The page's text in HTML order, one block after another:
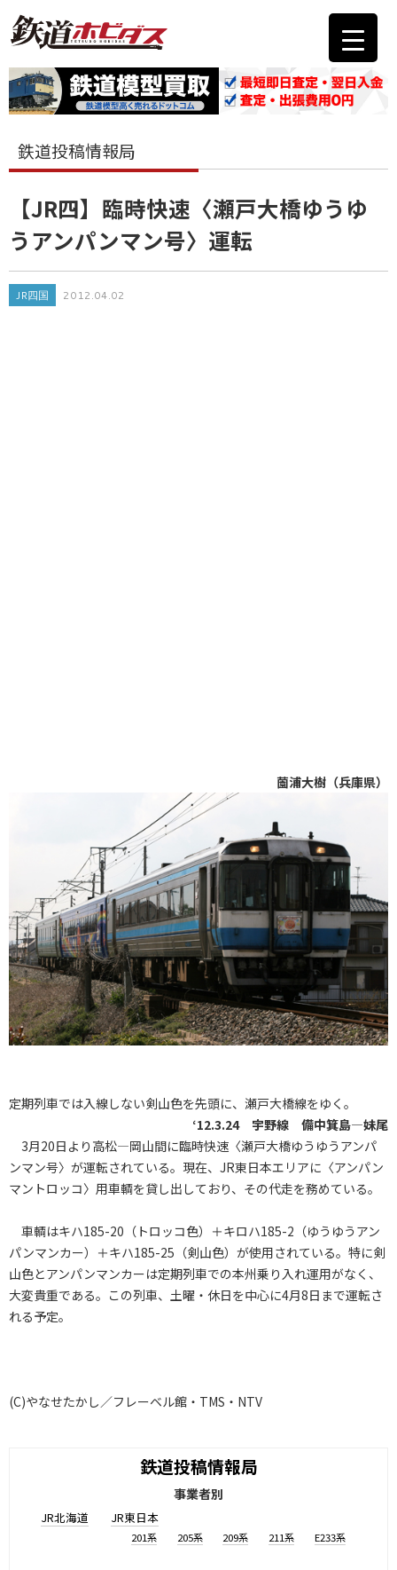
鉄道投稿情報局
【JR四】臨時快速〈瀬戸大橋ゆうゆ
うアンパンマン号〉運転
JR四国 2012.04.02
薗浦大樹（兵庫県）
定期列車では入線しない剣山色を先頭に、瀬戸大橋線をゆく。
‘12.3.24 宇野線 備中箕島―妹尾
3月20日より高松―岡山間に臨時快速〈瀬戸大橋ゆうゆうアンパ
ンマン号〉が運転されている。現在、JR東日本エリアに〈アンパン
マントロッコ〉用車輌を貸し出しており、その代走を務めている。
車輌はキハ185-20（トロッコ色）＋キロハ185-2（ゆうゆうアン
パンマンカー）＋キハ185-25（剣山色）が使用されている。特に剣
山色とアンパンマンカーは定期列車での本州乗り入れ運用がなく、
大変貴重である。この列車、土曜・休日を中心に4月8日まで運転さ
れる予定。
(C)やなせたかし／フレーベル館・TMS・NTV
鉄道投稿情報局
事業者別
JR北海道 JR東日本
201系 205系 209系 211系 E233系